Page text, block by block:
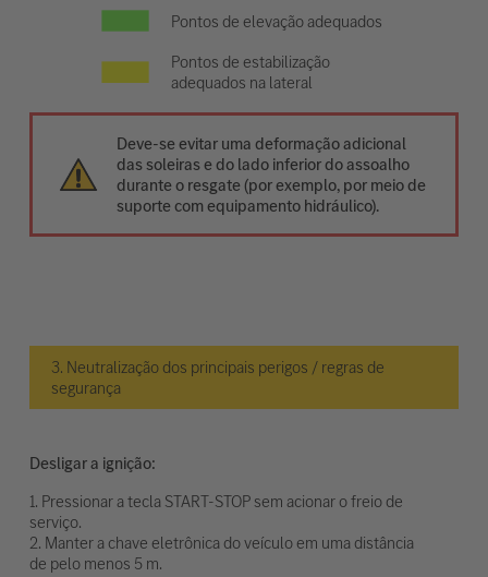
Pontos de elevação adequados
Pontos de estabilização
adequados na lateral
Deve-se evitar uma deformação adicional
das soleiras e do lado inferior do assoalho
durante o resgate (por exemplo, por meio de
suporte com equipamento hidráulico).
3. Neutralização dos principais perigos / regras de
segurança
Desligar a ignição:
1. Pressionar a tecla START-STOP sem acionar o freio de
serviço.
2. Manter a chave eletrônica do veículo em uma distância
de pelo menos 5 m.